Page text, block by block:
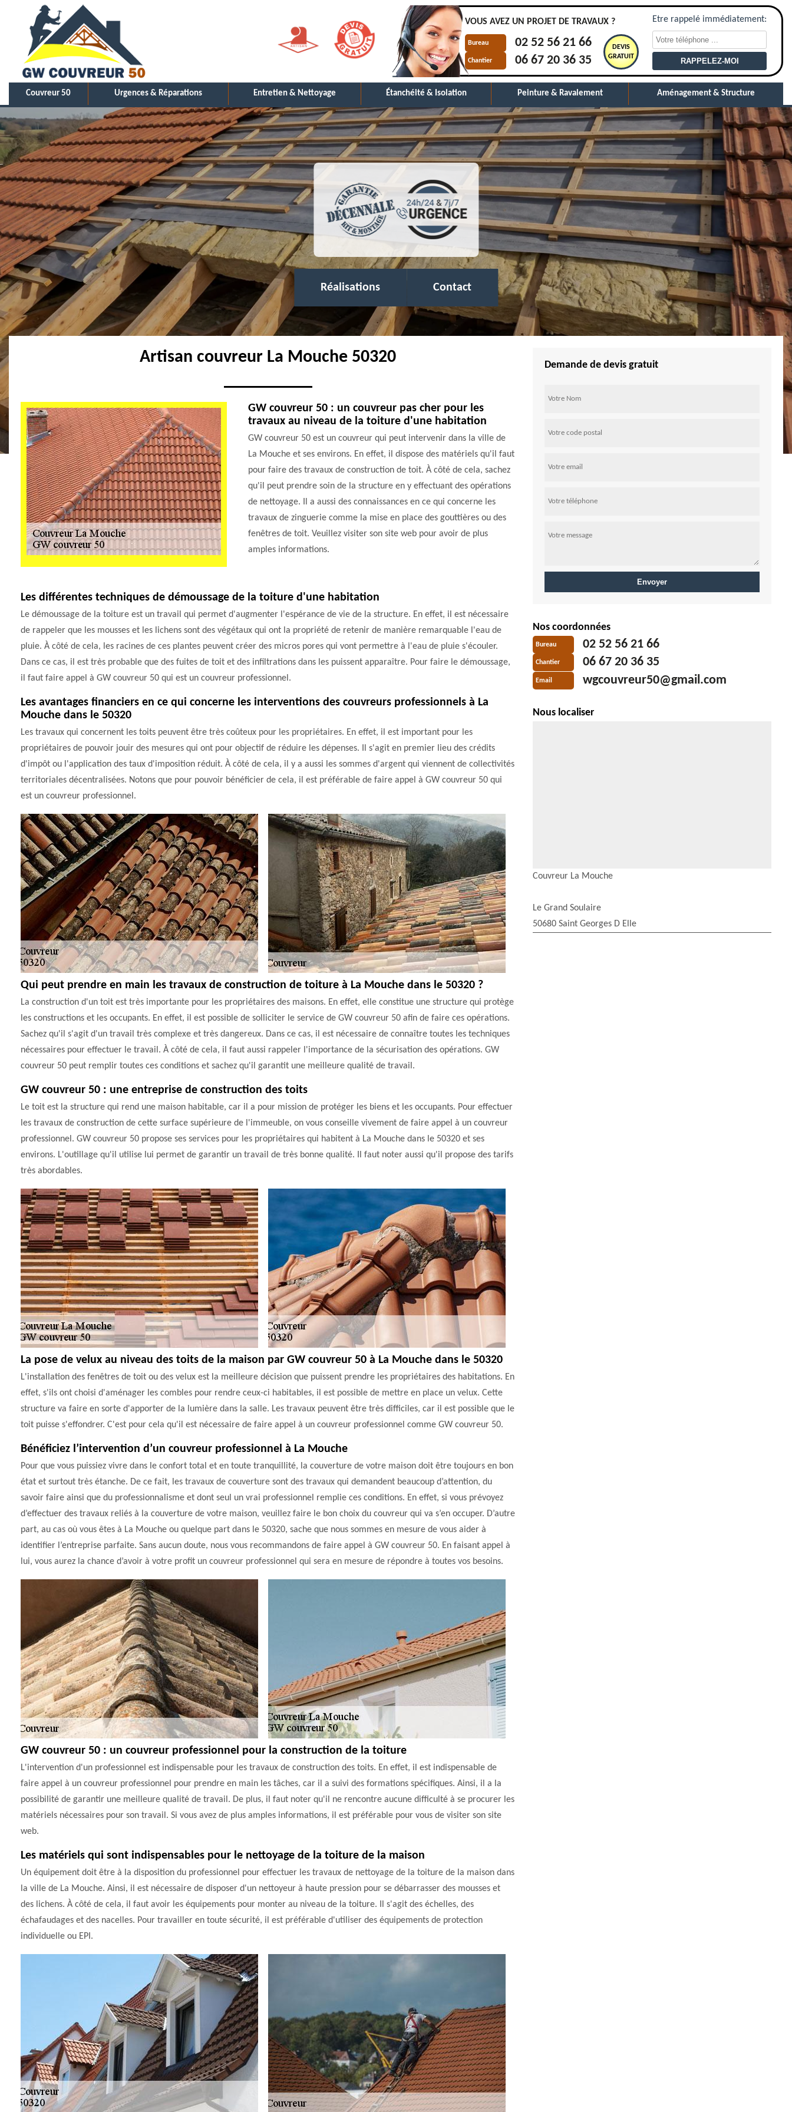
VOUS AVEZ UN PROJET DE TRAVAUX ?
Bureau 02 52 56 21 66
Chantier 06 67 20 36 35
DEVIS
GRATUIT
Etre rappelé immédiatement:
Couvreur 50 Urgences & Réparations Entretien & Nettoyage Étanchéité & Isolation Peinture & Ravalement Aménagement & Structure
Réalisations Contact
Artisan couvreur La Mouche 50320
GW couvreur 50 : un couvreur pas cher pour les
travaux au niveau de la toiture d'une habitation
GW couvreur 50 est un couvreur qui peut intervenir dans la ville de
La Mouche et ses environs. En effet, il dispose des matériels qu'il faut
pour faire des travaux de construction de toit. À côté de cela, sachez
qu'il peut prendre soin de la structure en y effectuant des opérations
de nettoyage. Il a aussi des connaissances en ce qui concerne les
travaux de zinguerie comme la mise en place des gouttières ou des
fenêtres de toit. Veuillez visiter son site web pour avoir de plus
amples informations.
Les différentes techniques de démoussage de la toiture d'une habitation
Le démoussage de la toiture est un travail qui permet d'augmenter l'espérance de vie de la structure. En effet, il est nécessaire
de rappeler que les mousses et les lichens sont des végétaux qui ont la propriété de retenir de manière remarquable l'eau de
pluie. À côté de cela, les racines de ces plantes peuvent créer des micros pores qui vont permettre à l'eau de pluie s'écouler.
Dans ce cas, il est très probable que des fuites de toit et des infiltrations dans les puissent apparaître. Pour faire le démoussage,
il faut faire appel à GW couvreur 50 qui est un couvreur professionnel.
Les avantages financiers en ce qui concerne les interventions des couvreurs professionnels à La
Mouche dans le 50320
Les travaux qui concernent les toits peuvent être très coûteux pour les propriétaires. En effet, il est important pour les
propriétaires de pouvoir jouir des mesures qui ont pour objectif de réduire les dépenses. Il s'agit en premier lieu des crédits
d'impôt ou l'application des taux d'imposition réduit. À côté de cela, il y a aussi les sommes d'argent qui viennent de collectivités
territoriales décentralisées. Notons que pour pouvoir bénéficier de cela, il est préférable de faire appel à GW couvreur 50 qui
est un couvreur professionnel.
Qui peut prendre en main les travaux de construction de toiture à La Mouche dans le 50320 ?
La construction d'un toit est très importante pour les propriétaires des maisons. En effet, elle constitue une structure qui protège
les constructions et les occupants. En effet, il est possible de solliciter le service de GW couvreur 50 afin de faire ces opérations.
Sachez qu'il s'agit d'un travail très complexe et très dangereux. Dans ce cas, il est nécessaire de connaître toutes les techniques
nécessaires pour effectuer le travail. À côté de cela, il faut aussi rappeler l'importance de la sécurisation des opérations. GW
couvreur 50 peut remplir toutes ces conditions et sachez qu'il garantit une meilleure qualité de travail.
GW couvreur 50 : une entreprise de construction des toits
Le toit est la structure qui rend une maison habitable, car il a pour mission de protéger les biens et les occupants. Pour effectuer
les travaux de construction de cette surface supérieure de l'immeuble, on vous conseille vivement de faire appel à un couvreur
professionnel. GW couvreur 50 propose ses services pour les propriétaires qui habitent à La Mouche dans le 50320 et ses
environs. L'outillage qu'il utilise lui permet de garantir un travail de très bonne qualité. Il faut noter aussi qu'il propose des tarifs
très abordables.
La pose de velux au niveau des toits de la maison par GW couvreur 50 à La Mouche dans le 50320
L'installation des fenêtres de toit ou des velux est la meilleure décision que puissent prendre les propriétaires des habitations. En
effet, s'ils ont choisi d'aménager les combles pour rendre ceux-ci habitables, il est possible de mettre en place un velux. Cette
structure va faire en sorte d'apporter de la lumière dans la salle. Les travaux peuvent être très difficiles, car il est possible que le
toit puisse s'effondrer. C'est pour cela qu'il est nécessaire de faire appel à un couvreur professionnel comme GW couvreur 50.
Bénéficiez l’intervention d’un couvreur professionnel à La Mouche
Pour que vous puissiez vivre dans le confort total et en toute tranquillité, la couverture de votre maison doit être toujours en bon
état et surtout très étanche. De ce fait, les travaux de couverture sont des travaux qui demandent beaucoup d’attention, du
savoir faire ainsi que du professionnalisme et dont seul un vrai professionnel remplie ces conditions. En effet, si vous prévoyez
d’effectuer des travaux reliés à la couverture de votre maison, veuillez faire le bon choix du couvreur qui va s’en occuper. D’autre
part, au cas où vous êtes à La Mouche ou quelque part dans le 50320, sache que nous sommes en mesure de vous aider à
identifier l’entreprise parfaite. Sans aucun doute, nous vous recommandons de faire appel à GW couvreur 50. En faisant appel à
lui, vous aurez la chance d’avoir à votre profit un couvreur professionnel qui sera en mesure de répondre à toutes vos besoins.
GW couvreur 50 : un couvreur professionnel pour la construction de la toiture
L'intervention d'un professionnel est indispensable pour les travaux de construction des toits. En effet, il est indispensable de
faire appel à un couvreur professionnel pour prendre en main les tâches, car il a suivi des formations spécifiques. Ainsi, il a la
possibilité de garantir une meilleure qualité de travail. De plus, il faut noter qu'il ne rencontre aucune difficulté à se procurer les
matériels nécessaires pour son travail. Si vous avez de plus amples informations, il est préférable pour vous de visiter son site
web.
Les matériels qui sont indispensables pour le nettoyage de la toiture de la maison
Un équipement doit être à la disposition du professionnel pour effectuer les travaux de nettoyage de la toiture de la maison dans
la ville de La Mouche. Ainsi, il est nécessaire de disposer d'un nettoyeur à haute pression pour se débarrasser des mousses et
des lichens. À côté de cela, il faut avoir les équipements pour monter au niveau de la toiture. Il s'agit des échelles, des
échafaudages et des nacelles. Pour travailler en toute sécurité, il est préférable d'utiliser des équipements de protection
individuelle ou EPI.
Demande de devis gratuit
Nos coordonnées
Bureau 02 52 56 21 66
Chantier 06 67 20 36 35
Email wgcouvreur50@gmail.com
Nous localiser
Couvreur La Mouche
Le Grand Soulaire
50680 Saint Georges D Elle